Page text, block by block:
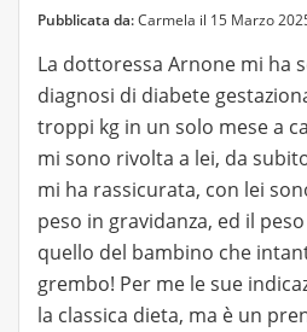
Pubblicata da:Carmela il 15 Marzo
La dottoressa Arnone mi ha
diagnosi di diabete
troppi kg in un solo mese a
mi sono rivolta a lei, da
mi ha rassicurata, con lei
peso in gravidanza, ed il
quello del bambino che
grembo! Per me le sue
la classica dieta, ma è un